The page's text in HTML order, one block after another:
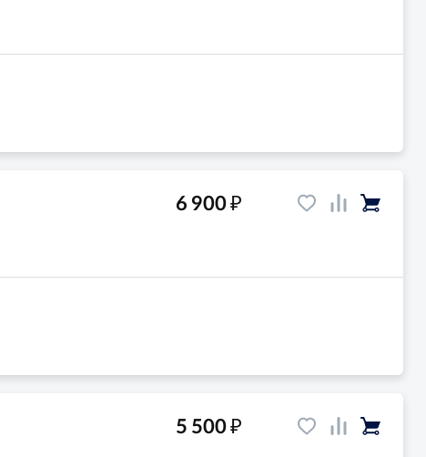
6 900₽
5 500₽